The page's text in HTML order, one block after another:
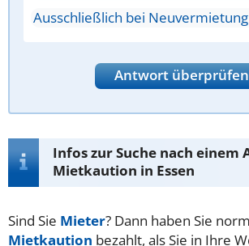
Ausschließlich bei Neuvermietung
Antwort überprüfen
Infos zur Suche nach einem
Mietkaution in Essen
Sind Sie Mieter? Dann haben Sie
Mietkaution bezahlt, als Sie in Ihre